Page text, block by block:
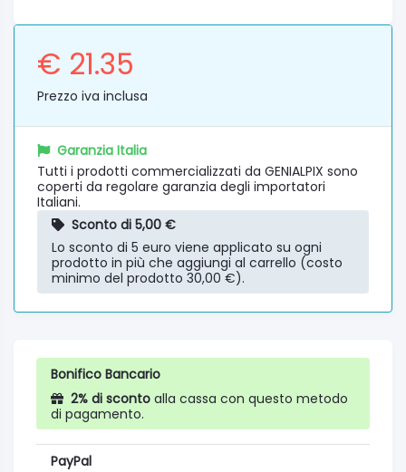
€ 21.35
Prezzo iva inclusa
Garanzia Italia
Tutti i prodotti commercializzati da GENIALPIX sono
coperti da regolare garanzia degli importatori
Italiani.
Sconto di 5,00 €
Lo sconto di 5 euro viene applicato su ogni
prodotto in più che aggiungi al carrello (costo
minimo del prodotto 30,00 €).
Bonifico Bancario
2% di sconto alla cassa con questo metodo
di pagamento.
PayPal